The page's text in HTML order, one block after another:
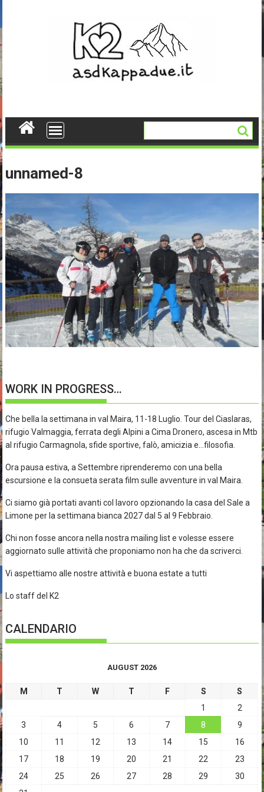
content
unnamed-8
WORK IN PROGRESS…
Che bella la settimana in val Maira, 11-18 Luglio. Tour del Ciaslaras,
rifugio Valmaggia, ferrata degli Alpini a Cima Dronero, ascesa in Mtb
al rifugio Carmagnola, sfide sportive, falò, amicizia e…filosofia.
Ora pausa estiva, a Settembre riprenderemo con una bella
escursione e la consueta serata film sulle avventure in val Maira.
Ci siamo già portati avanti col lavoro opzionando la casa del Sale a
Limone per la settimana bianca 2027 dal 5 al 9 Febbraio.
Chi non fosse ancora nella nostra mailing list e volesse essere
aggiornato sulle attività che proponiamo non ha che da scriverci.
Vi aspettiamo alle nostre attività e buona estate a tutti
Lo staff del K2
CALENDARIO
AUGUST 2026
M T W T F S
S
1
2
3
4 5 6 7 8
9
10
11 12 13 14 15
16
17
18 19 20 21 22
23
24
25 26 27 28 29
30